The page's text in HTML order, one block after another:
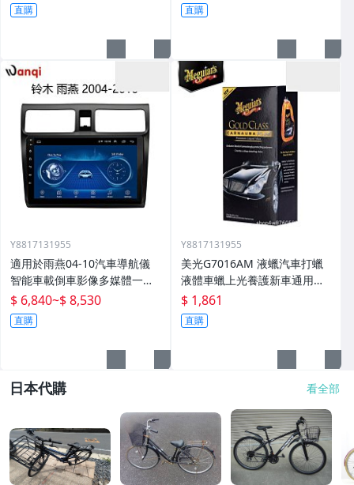
直購 直購
Y8817131955
適用於雨燕04-10汽車導航儀
智能車載倒車影像多媒體一體
機
$ 6,840~$ 8,530
直購
Y8817131955
美光G7016AM 液蠟汽車打蠟
液體車蠟上光養護新車通用棕
櫚蠟
$ 1,861
直購
日本代購 看全部